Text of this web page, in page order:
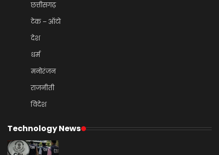
छत्तीसगढ़
टेक – ऑटो
देश
धर्म
मनोरंजन
राजनीती
विदेश
Technology News